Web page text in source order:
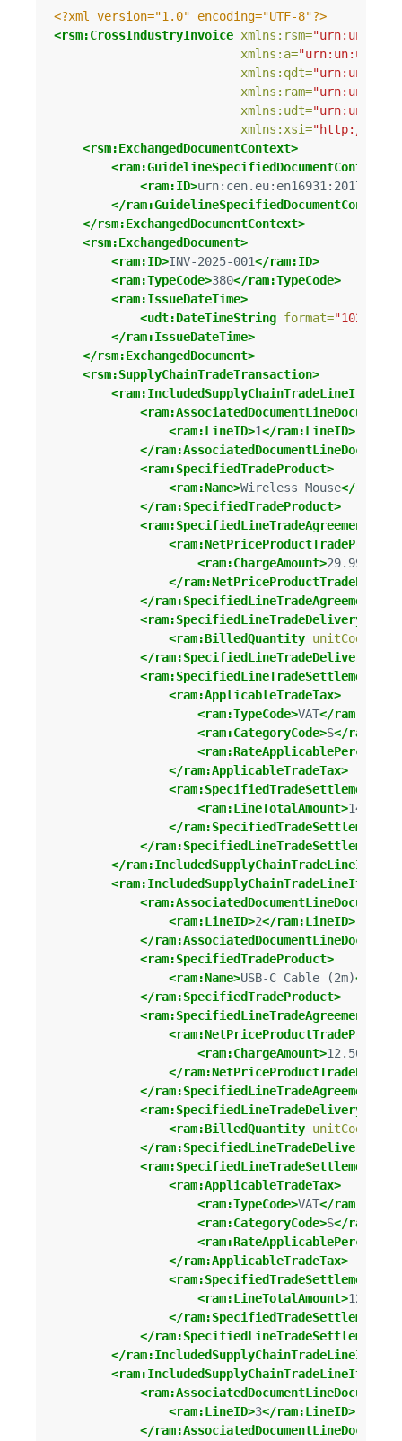
<?xml version="1.0" encoding="UTF-8"?>
<rsm:CrossIndustryInvoice xmlns:rsm=
xmlns:a=
xmlns:qdt=
xmlns:ram=
xmlns:udt=
xmlns:xsi="http://
<rsm:ExchangedDocumentContext>
<ram:ID>urn:cen.eu:en16931:2017
</
</rsm:ExchangedDocumentContext>
<rsm:ExchangedDocument>
<ram:ID>INV-2025-001</ram:ID>
<ram:TypeCode>380</ram:TypeCode>
<ram:IssueDateTime>
<udt:DateTimeString format="102"
</ram:IssueDateTime>
</rsm:ExchangedDocument>
<rsm:SupplyChainTradeTransaction>
<ram:IncludedSupplyChainTradeLineItem>
<ram:AssociatedDocumentLineDocument>
<ram:LineID>1</ram:LineID>
</
<ram:SpecifiedTradeProduct>
<ram:Name>Wireless Mouse</
</ram:SpecifiedTradeProduct>
<ram:SpecifiedLineTradeAgreement>
<ram:NetPriceProductTradePrice>
<ram:ChargeAmount>29.99
</ram:NetPriceProductTradePrice>
</ram:SpecifiedLineTradeAgreement>
<ram:SpecifiedLineTradeDelivery>
<ram:BilledQuantity unitCode=
</ram:SpecifiedLineTradeDelivery>
<ram:SpecifiedLineTradeSettlement>
<ram:ApplicableTradeTax>
<ram:TypeCode>VAT</
<ram:CategoryCode>S</
<ram:RateApplicablePercent>
</ram:ApplicableTradeTax>
<ram:LineTotalAmount>149.95
</
</ram:SpecifiedLineTradeSettlement>
</ram:IncludedSupplyChainTradeLineItem>
<ram:IncludedSupplyChainTradeLineItem>
<ram:AssociatedDocumentLineDocument>
<ram:LineID>2</ram:LineID>
</
<ram:SpecifiedTradeProduct>
<ram:Name>USB-C Cable (2m)</
</ram:SpecifiedTradeProduct>
<ram:SpecifiedLineTradeAgreement>
<ram:NetPriceProductTradePrice>
<ram:ChargeAmount>12.50
</ram:NetPriceProductTradePrice>
</ram:SpecifiedLineTradeAgreement>
<ram:SpecifiedLineTradeDelivery>
<ram:BilledQuantity unitCode=
</ram:SpecifiedLineTradeDelivery>
<ram:SpecifiedLineTradeSettlement>
<ram:ApplicableTradeTax>
<ram:TypeCode>VAT</
<ram:CategoryCode>S</
<ram:RateApplicablePercent>
</ram:ApplicableTradeTax>
<ram:LineTotalAmount>125.00
</
</ram:SpecifiedLineTradeSettlement>
</ram:IncludedSupplyChainTradeLineItem>
<ram:IncludedSupplyChainTradeLineItem>
<ram:AssociatedDocumentLineDocument>
<ram:LineID>3</ram:LineID>
</